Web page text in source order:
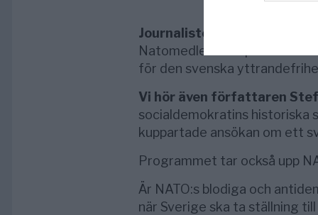
Journalisten Johannes
Natomedlemsskap skulle
för den svenska
Vi hör även författaren
socialdemokratins historiska
kuppartade ansökan om ett
Programmet tar också upp
Är NATO:s blodiga och
när Sverige ska ta ställning